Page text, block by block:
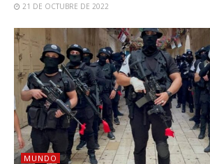
21 DE OCTUBRE DE 2022
MUNDO